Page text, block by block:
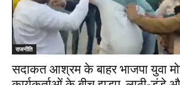
राजनीति
सदाकत आश्रम के बाहर भाजपा युवा